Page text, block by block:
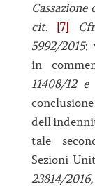
cit.
[7] Cfr
5992/2015;
in
11408/12 e
tale
Sezioni
23814/